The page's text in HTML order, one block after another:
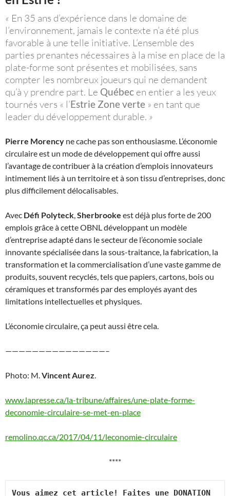
« En 35 ans d’expérience dans le domaine de
l’environnement, jamais le contexte n’a été plus
favorable à une telle initiative. L’ensemble des
parties prenantes nécessaires à la mise en place de la
plate-forme sont présentes et mobilisées, sans
compter les nombreux joueurs qui ne demandent
qu’à y prendre part. Le Québec en entier a les yeux
tournés vers « l’Estrie Zone verte » en tant que
leader du développement durable. »
Pierre Morency ne cache pas son enthousiasme. L’économie
circulaire est un mode de développement qui offre aussi
l’avantage de contribuer à la création d’emplois innovateurs
intimement liés à un territoire et à son tissu d’entreprises, donc
plus difficilement délocalisables.
Avec Défi Polyteck,Sherbrooke est déjà plus forte de 200
emplois grâce à cette OBNL développant un modèle
d’entreprise adapté dans le secteur de l’économie sociale
innovante spécialisée dans la sous-traitance, la fabrication, la
transformation et la commercialisation d’une vaste gamme de
produits, souvent recyclés, tels que papiers, cartons, bois ou
céramiques et transformés par des employés ayant des
limitations intellectuelles et physiques.
L’économie circulaire, ça peut aussi être cela.
———————————————–
Photo: M.Vincent Aurez.
www.lapresse.ca/la-tribune/affaires/une-plate-forme-
deconomie-circulaire-se-met-en-place
remolino.qc.ca/2017/04/11/leconomie-circulaire
****
Vous aimez cet article! Faites une DONATION